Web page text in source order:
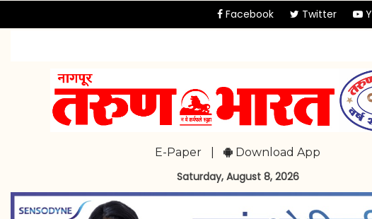
Facebook Twitter
E-Paper Download App
Saturday, August 8, 2026